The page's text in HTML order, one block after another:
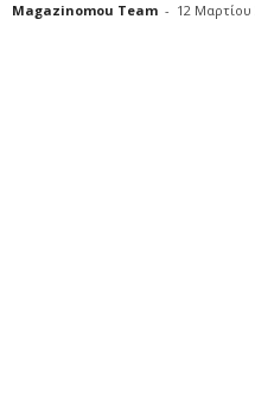
Magazinomou Team - 12 Μαρτίου